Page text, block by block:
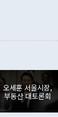
로 하는 게 과
사후 브리핑
블라디보스토
에서 (참석을)
교부의 몫"이
관이 이날 소개
서 문제가 있
식재산권사용
원소득수지는
늘어난 데다
(369억9000만
가 80억1000
. 증권투자에
주식 투자는 차
(-310억5000
오세훈 서울시장,
부동산 대토론회